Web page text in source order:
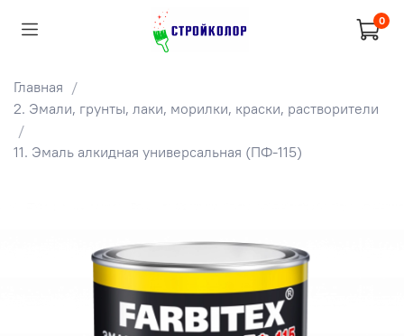
0
Главная
2. Эмали, грунты, лаки, морилки, краски, растворители
11. Эмаль алкидная универсальная (ПФ-115)